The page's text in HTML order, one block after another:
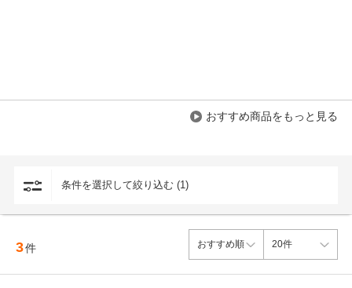
おすすめ商品をもっと見る
条件を選択して絞り込む (1)
3件